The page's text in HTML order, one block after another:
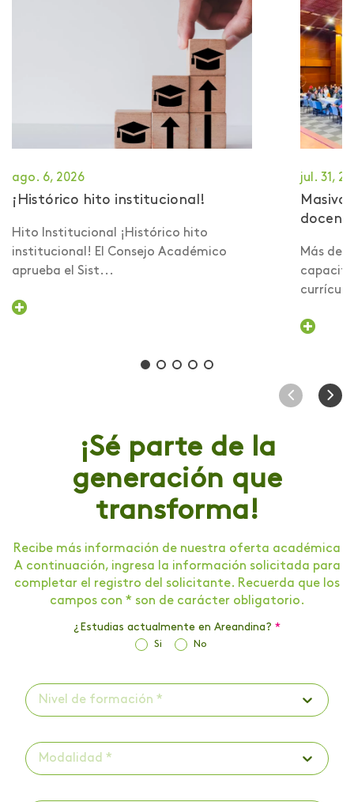
ago. 6, 2026
¡Histórico hito institucional!
Hito Institucional ¡Histórico hito
institucional! El Consejo Académico
aprueba el Sist...
jul. 31,
Más de
¡Sé parte de la
generación que
transforma!
Recibe más información de nuestra oferta académica
A continuación, ingresa la información solicitada para
completar el registro del solicitante. Recuerda que los
campos con * son de carácter obligatorio.
¿Estudias actualmente en Areandina? *
Si No
Nivel de formación *
Modalidad *